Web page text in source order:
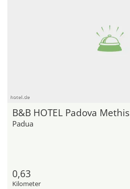
hotel.de
B&B HOTEL Padova Methis
Padua
0,63
Kilometer